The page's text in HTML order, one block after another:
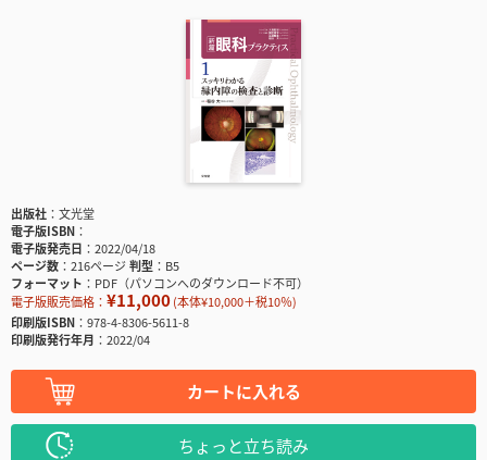
出版社
文光堂
電子版ISBN
電子版発売日
2022/04/18
ページ数
216ページ判型
B5
フォーマット
PDF（パソコンへのダウンロード不可）
電子版販売価格： ¥11,000(本体¥10,000＋税10％)
印刷版ISBN
978-4-8306-5611-8
印刷版発行年月
2022/04
カートに入れる
ちょっと立ち読み